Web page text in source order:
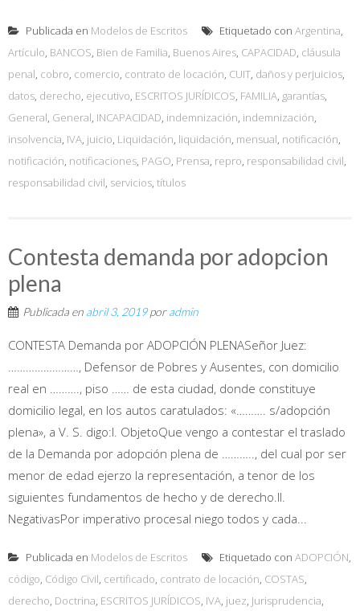
Publicada en Modelos de Escritos Etiquetado con Argentina,
Artículo, BANCOS, Bien de Familia, Buenos Aires, CAPACIDAD, cláusula
penal, cobro, comercio, contrato de locación, CUIT, daños y perjuicios,
datos, derecho, ejecutivo, ESCRITOS JURÍDICOS, FAMILIA, garantías,
General, General, INCAPACIDAD, indemnización, indemnización,
insolvencia, IVA, juicio, Liquidación, liquidación, mensual, notificación,
notificación, notificaciones, PAGO, Prensa, repro, responsabilidad civil,
responsabilidad civil, servicios, títulos
Contesta demanda por adopcion
plena
Publicada en abril 3, 2019poradmin
CONTESTA Demanda por ADOPCIÓN PLENASeñor Juez:
……………………, Defensor de Pobres y Ausentes, con domicilio
real en ………., piso …… de esta ciudad, donde constituye
domicilio legal, en los autos caratulados: «………. s/adopción
plena», a V. S. digo:I. ObjetoQue vengo a contestar el traslado
de la Demanda por adopción plena de ……….., del cual por ser
menor de edad ejerzo la representación, a tenor de los
siguientes fundamentos de hecho y de derecho.II.
NegativasPor imperativo procesal niego todos y cada...
Publicada en Modelos de Escritos Etiquetado con ADOPCIÓN,
código, Código Civil, certificado, contrato de locación, COSTAS,
derecho, Doctrina, ESCRITOS JURÍDICOS, IVA, juez, Jurisprudencia,